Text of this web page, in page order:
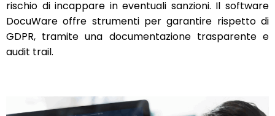
rischio di incappare in eventuali sanzioni. Il software
DocuWare offre strumenti per garantire rispetto di
GDPR, tramite una documentazione trasparente e
audit trail.